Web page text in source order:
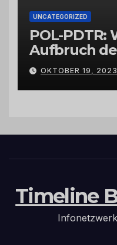
UNCATEGORIZED
POL-
Aufbruch
Hermeskeil
OKTOBER 19, 2023
Timeline